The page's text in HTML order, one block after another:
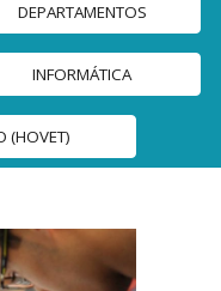
DEPARTAMENTOS
INFORMÁTICA
(HOVET)